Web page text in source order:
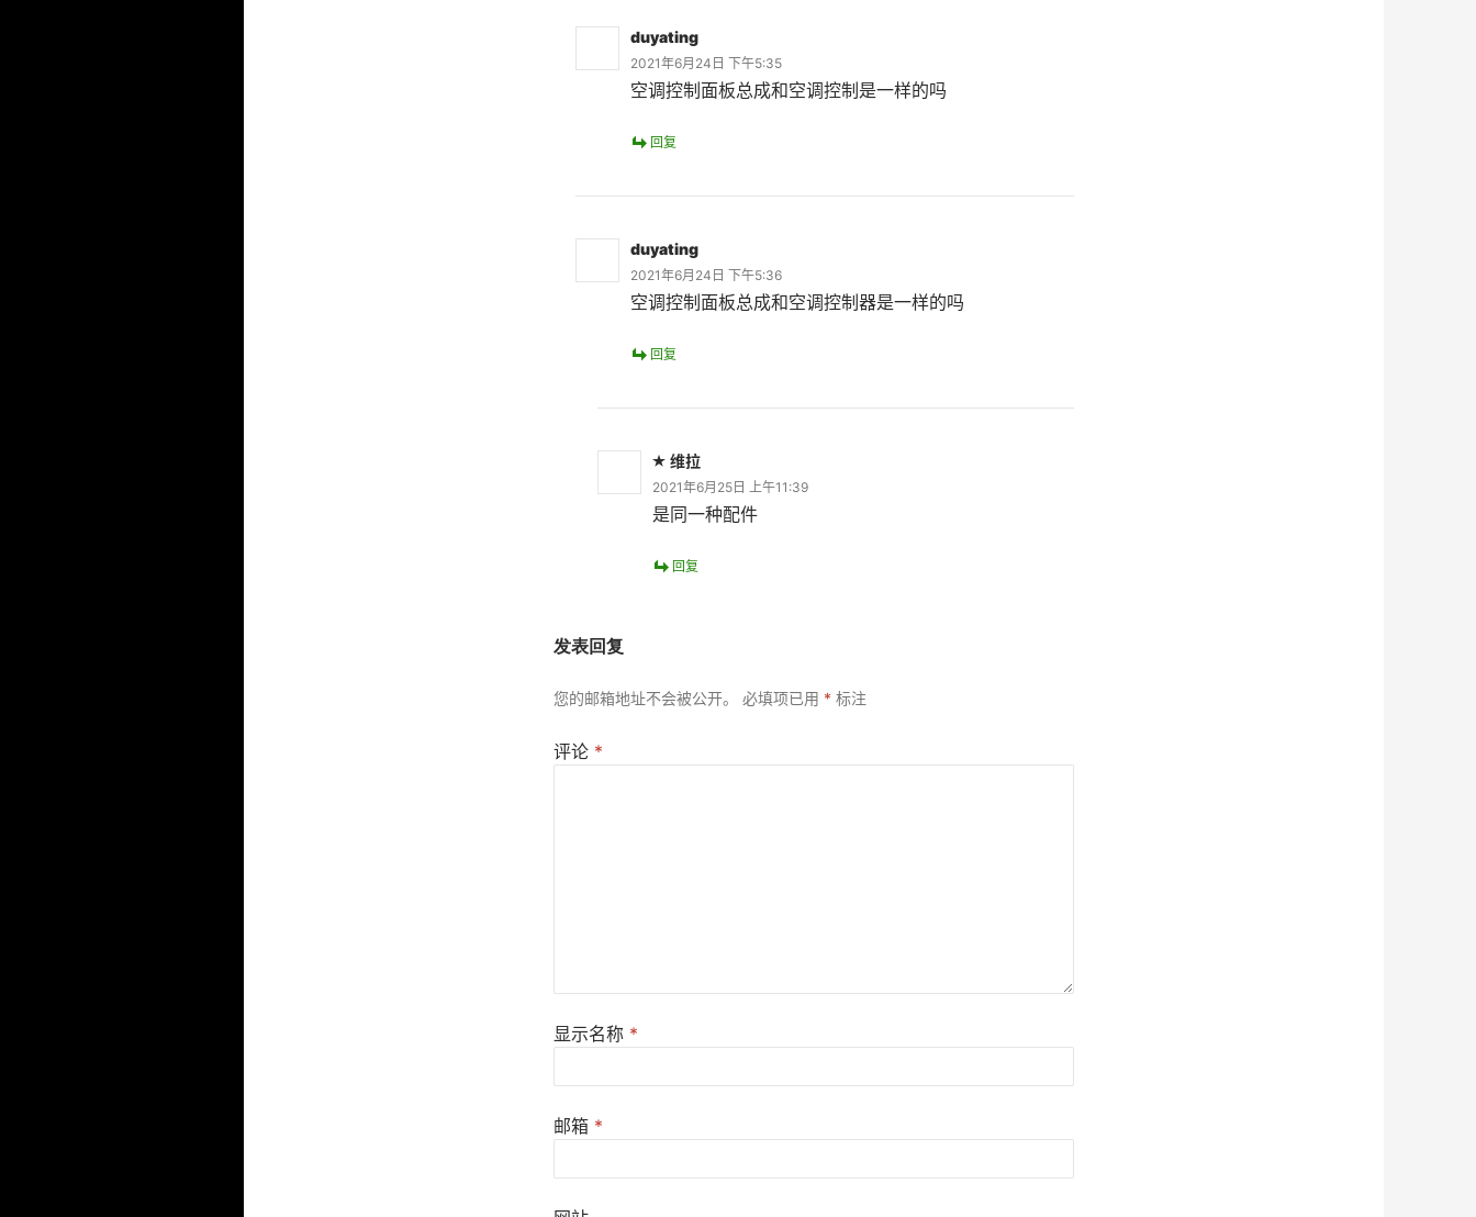
duyating
2021年6月24日 下午5:35
空调控制面板总成和空调控制是一样的吗
回复
duyating
2021年6月24日 下午5:36
空调控制面板总成和空调控制器是一样的吗
回复
维拉
2021年6月25日 上午11:39
是同一种配件
回复
发表回复
您的邮箱地址不会被公开。 必填项已用 * 标注
评论 *
显示名称 *
邮箱 *